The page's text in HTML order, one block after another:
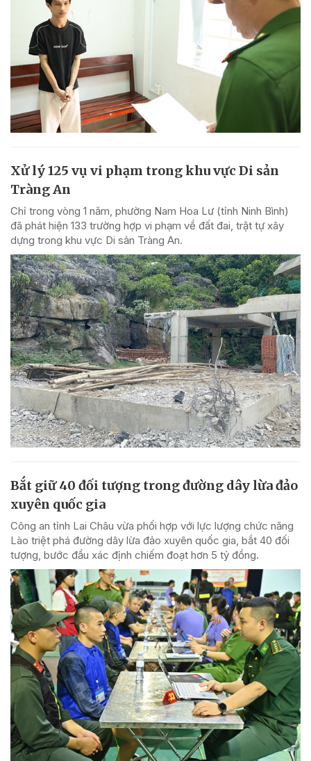
Xử lý 125 vụ vi phạm trong khu vực Di sản
Tràng An
Chỉ trong vòng 1 năm, phường Nam Hoa Lư (tỉnh Ninh Bình)
đã phát hiện 133 trường hợp vi phạm về đất đai, trật tự xây
dựng trong khu vực Di sản Tràng An.
Bắt giữ 40 đối tượng trong đường dây lừa đảo
xuyên quốc gia
Công an tỉnh Lai Châu vừa phối hợp với lực lượng chức năng
Lào triệt phá đường dây lừa đảo xuyên quốc gia, bắt 40 đối
tượng, bước đầu xác định chiếm đoạt hơn 5 tỷ đồng.